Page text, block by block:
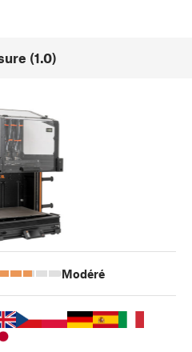
(1.0)
Modéré